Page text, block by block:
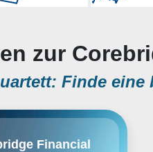
zur
Finde eine
Financial
in the provision of